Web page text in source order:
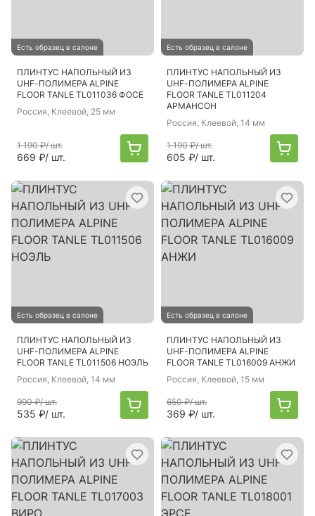
Есть образец в салоне
ПЛИНТУС НАПОЛЬНЫЙ ИЗ
UHF-ПОЛИМЕРА ALPINE
FLOOR TANLE TL011036 ФОСЕ
Россия, Клеевой, 25 мм
1 190 ₽/ шт.
669 ₽/ шт.
Есть образец в салоне
ПЛИНТУС НАПОЛЬНЫЙ ИЗ
UHF-ПОЛИМЕРА ALPINE
FLOOR TANLE TL011204
АРМАНСОН
Россия, Клеевой, 14 мм
1 190 ₽/ шт.
605 ₽/ шт.
Есть образец в салоне
ПЛИНТУС НАПОЛЬНЫЙ ИЗ
UHF-ПОЛИМЕРА ALPINE
FLOOR TANLE TL011506 НОЭЛЬ
Россия, Клеевой, 14 мм
990 ₽/ шт.
535 ₽/ шт.
Есть образец в салоне
ПЛИНТУС НАПОЛЬНЫЙ ИЗ
UHF-ПОЛИМЕРА ALPINE
FLOOR TANLE TL016009 АНЖИ
Россия, Клеевой, 15 мм
650 ₽/ шт.
369 ₽/ шт.